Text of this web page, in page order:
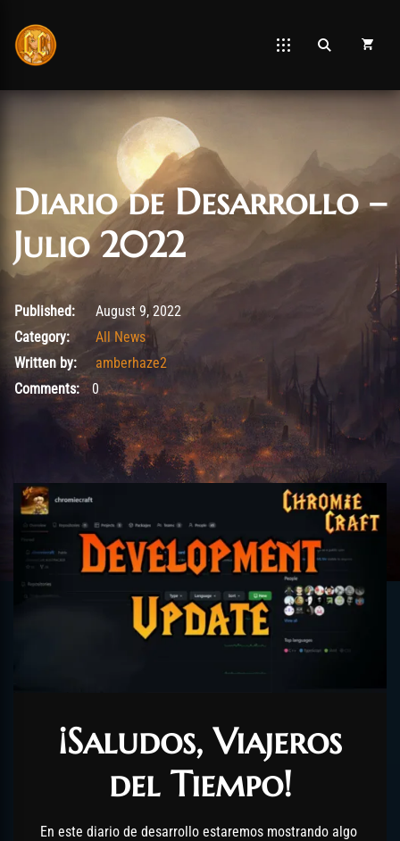
Diario de Desarrollo –
Julio 2022
August 9, 2022
Published:
August 9, 2022
Category:
All News
Written by:
amberhaze2
Comments:0
¡Saludos, Viajeros
del Tiempo!
En este diario de desarrollo estaremos mostrando algo